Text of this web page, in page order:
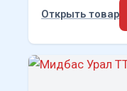
Открыть товар